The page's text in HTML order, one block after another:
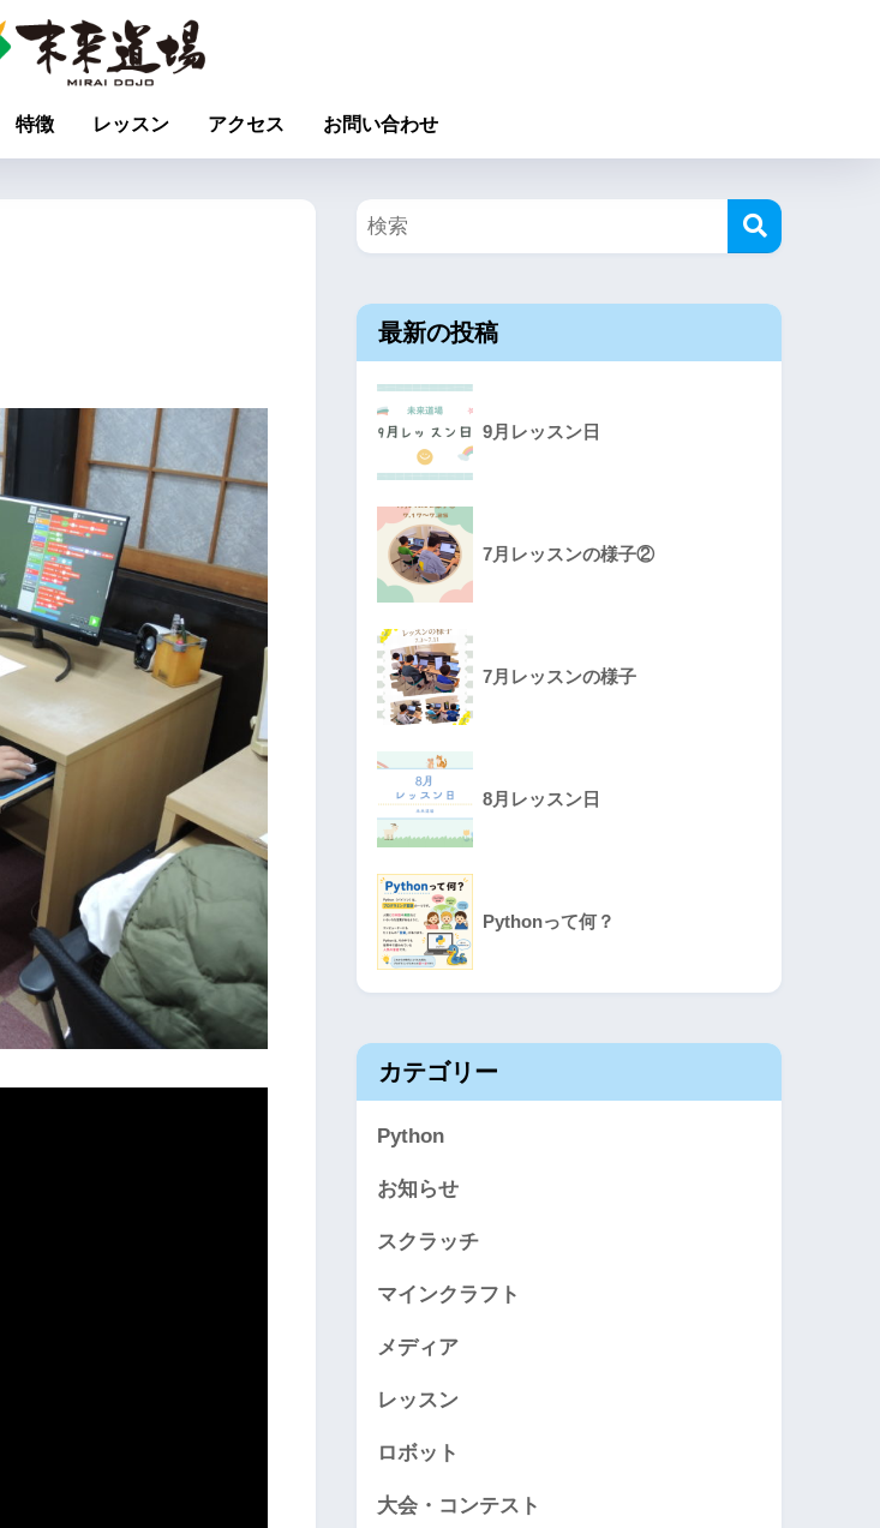
特徴 レッスン アクセス お問い合わせ
最新の投稿
9月レッスン日
7月レッスンの様子②
7月レッスンの様子
8月レッスン日
Pythonって何？
カテゴリー
Python
お知らせ
スクラッチ
マインクラフト
メディア
レッスン
ロボット
大会・コンテスト